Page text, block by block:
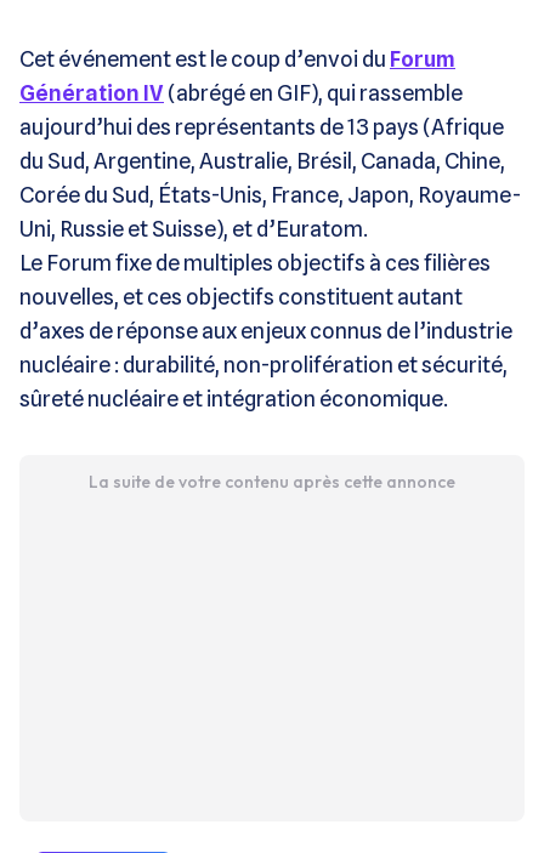
Cet événement est le coup d’envoi du Forum
Génération IV(abrégé en GIF), qui rassemble
aujourd’hui des représentants de 13 pays (Afrique
du Sud, Argentine, Australie, Brésil, Canada, Chine,
Corée du Sud, États-Unis, France, Japon, Royaume-
Uni, Russie et Suisse), et d’Euratom.
Le Forum fixe de multiples objectifs à ces filières
nouvelles, et ces objectifs constituent autant
d’axes de réponse aux enjeux connus de l’industrie
nucléaire : durabilité, non-prolifération et sécurité,
sûreté nucléaire et intégration économique.
La suite de votre contenu après cette annonce